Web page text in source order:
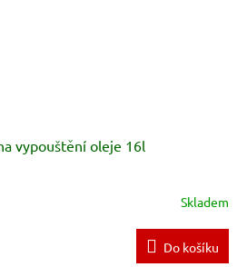
vypouštění oleje 16l
Skladem
Do košíku